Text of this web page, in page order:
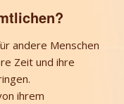
andere Menschen
Zeit und ihre
ihrem